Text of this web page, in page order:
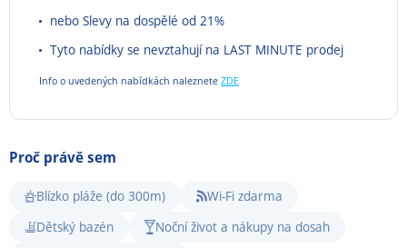
nebo Slevy na dospělé od 21%
Tyto nabídky se nevztahují na LAST MINUTE prodej
Info o uvedených nabídkách naleznete ZDE
Proč právě sem
Blízko pláže (do 300m)
Wi-Fi zdarma
Dětský bazén
Noční život a nákupy na dosah